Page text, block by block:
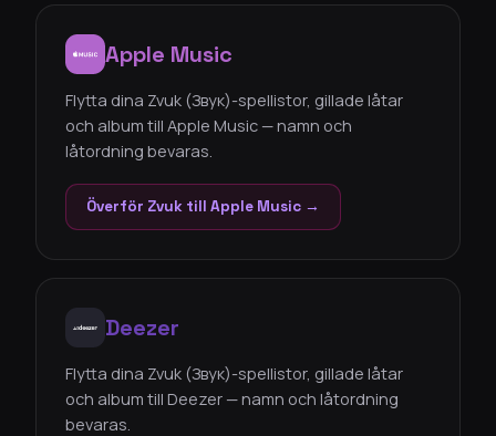
Apple Music
Flytta dina Zvuk (Звук)-spellistor, gillade låtar
och album till Apple Music — namn och
låtordning bevaras.
Överför Zvuk till Apple Music →
Deezer
Flytta dina Zvuk (Звук)-spellistor, gillade låtar
och album till Deezer — namn och låtordning
bevaras.